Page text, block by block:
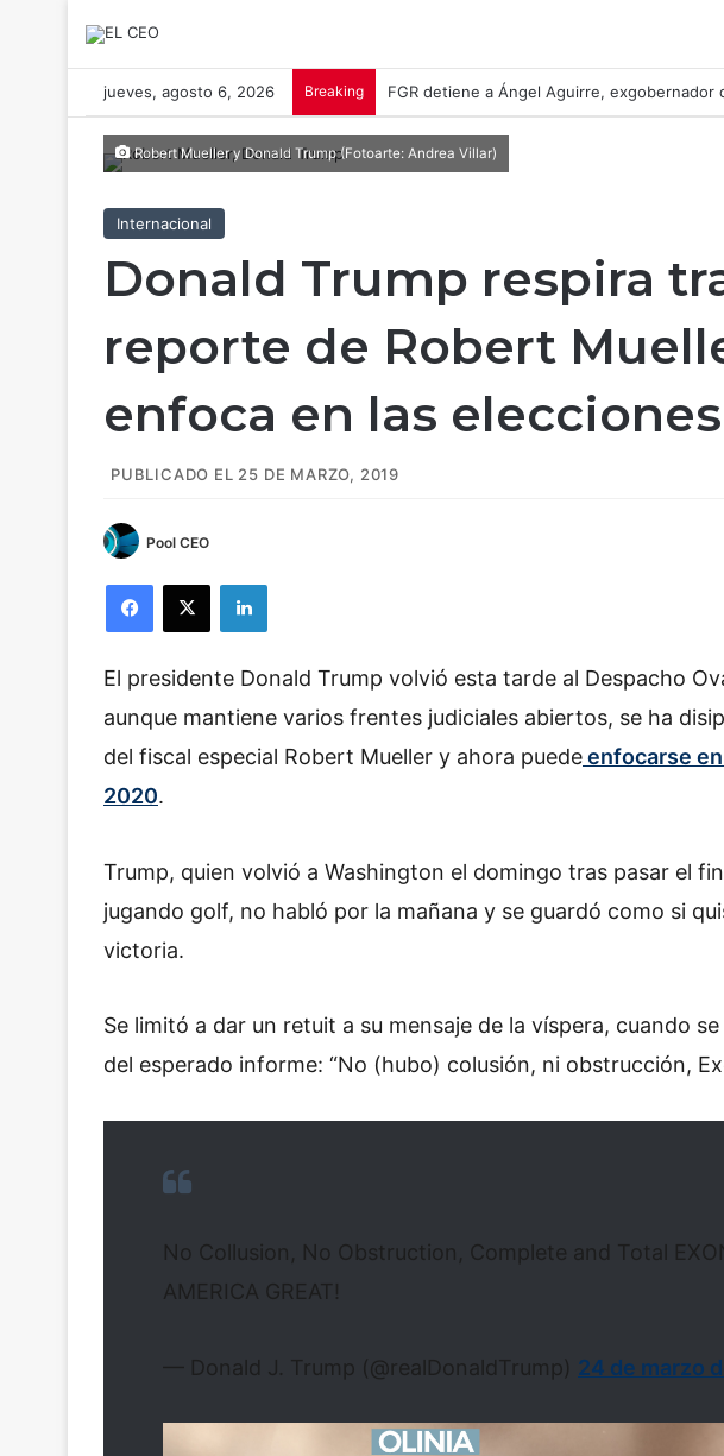
jueves, agosto 6, 2026 Breaking FGR detiene a Ángel Aguirre,
Robert Mueller y Donald Trump (Fotoarte: Andrea Villar)
Internacional
Donald Trump respira
reporte de Robert
enfoca en las
PUBLICADO EL 25 DE MARZO, 2019
Pool CEO
El presidente Donald Trump volvió esta tarde al Despacho
aunque mantiene varios frentes judiciales abiertos, se ha
del fiscal especial Robert Mueller y ahora puedeenfocarse
2020.
Trump, quien volvió a Washington el domingo tras pasar el
jugando golf, no habló por la mañana y se guardó como si
victoria.
Se limitó a dar un retuit a su mensaje de la víspera, cuando
del esperado informe: “No (hubo) colusión, ni obstrucción,
No Collusion, No Obstruction, Complete and Total
AMERICA GREAT!
— Donald J. Trump (@realDonaldTrump) 24 de marzo